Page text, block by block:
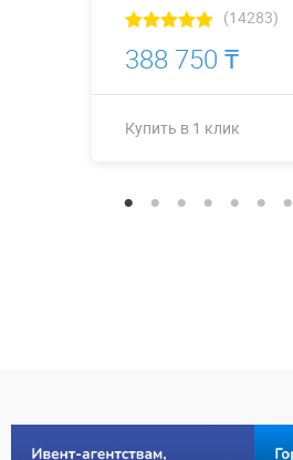
(14283)
388 750 ₸
Купить в 1 клик